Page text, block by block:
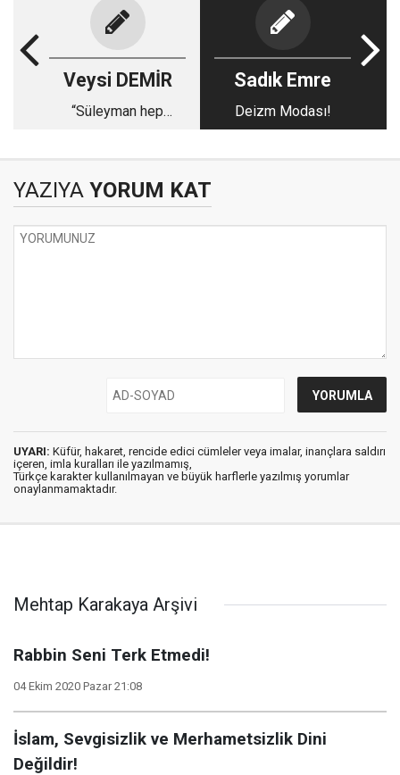
Veysi DEMİR
“Süleyman hep
Sadık Emre
Deizm Modası!
YAZIYA YORUM KAT
UYARI: Küfür, hakaret, rencide edici cümleler veya imalar, inançlara saldırı
içeren, imla kuralları ile yazılmamış,
Türkçe karakter kullanılmayan ve büyük harflerle yazılmış yorumlar
onaylanmamaktadır.
Mehtap Karakaya Arşivi
Rabbin Seni Terk Etmedi!
04 Ekim 2020 Pazar 21:08
İslam, Sevgisizlik ve Merhametsizlik Dini
Değildir!